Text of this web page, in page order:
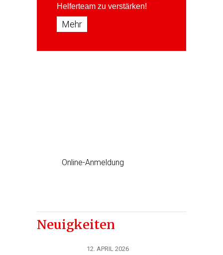
Helferteam zu verstärken!
Mehr
Online-Anmeldung
Neuigkeiten
12. APRIL 2026